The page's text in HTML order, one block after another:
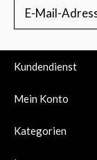
Kundendienst
Mein Konto
Kategorien